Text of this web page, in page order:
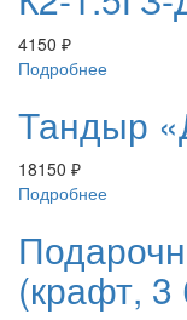
4150 ₽
Подробнее
Тандыр
18150 ₽
Подробнее
(крафт,